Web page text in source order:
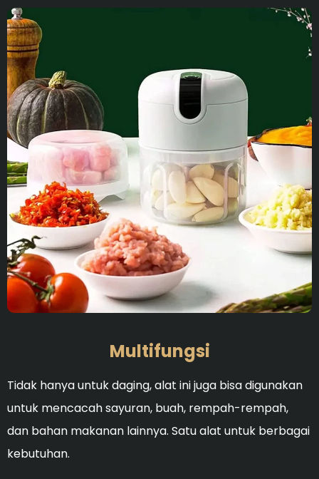
Multifungsi
Tidak hanya untuk daging, alat ini juga bisa digunakan
untuk mencacah sayuran, buah, rempah-rempah,
dan bahan makanan lainnya. Satu alat untuk berbagai
kebutuhan.